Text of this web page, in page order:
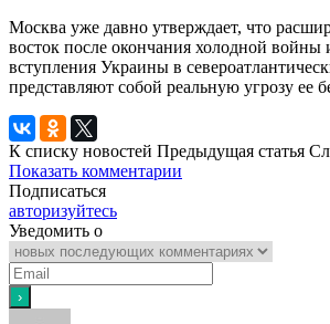
Москва уже давно утверждает, что
восток после окончания холодной войны
вступления Украины в
представляют собой реальную угрозу ее
К списку новостей Предыдущая статья
Показать комментарии
Подписаться
авторизуйтесь
Уведомить о